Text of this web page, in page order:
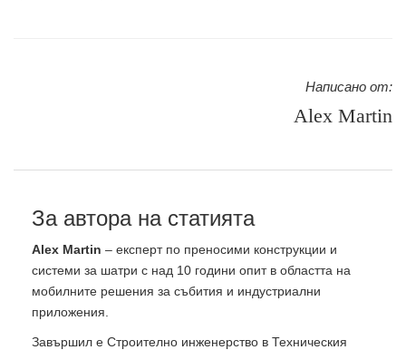
Написано от:
Alex Martin
За автора на статията
Alex Martin – експерт по преносими конструкции и
системи за шатри с над 10 години опит в областта на
мобилните решения за събития и индустриални
приложения.
Завършил е Строително инженерство в Техническия